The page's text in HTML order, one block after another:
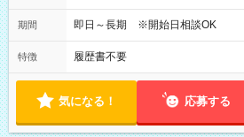
期間 即日～長期 ※開始日相談OK
特徴 履歴書不要
気になる！ 応募する